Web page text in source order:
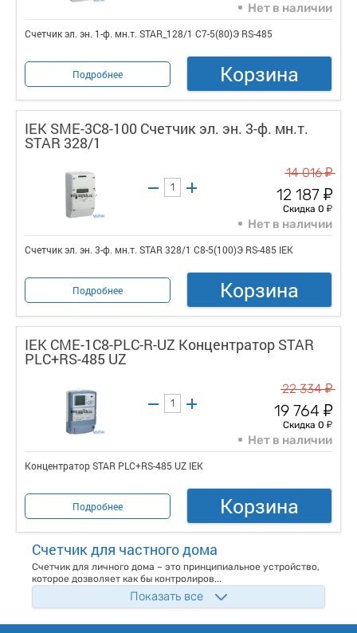
Нет в наличии
Счетчик эл. эн. 1-ф. мн.т. STAR_128/1 С7-5(80)Э RS-485
Подробнее Корзина
IEK SME-3C8-100 Счетчик эл. эн. 3-ф. мн.т.
STAR 328/1
14 016у
12 187 у
Скидка 0 у
Нет в наличии
Счетчик эл. эн. 3-ф. мн.т. STAR 328/1 С8-5(100)Э RS-485 IEK
Подробнее Корзина
IEK CME-1C8-PLC-R-UZ Концентратор STAR
PLC+RS-485 UZ
22 334у
19 764 у
Скидка 0 у
Нет в наличии
Концентратор STAR PLC+RS-485 UZ IEK
Подробнее Корзина
Счетчик для частного дома
Счетчик для личного дома – это принципиальное устройство,
которое дозволяет как бы контролиров...
Показать все